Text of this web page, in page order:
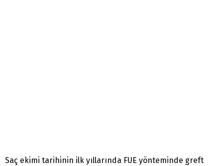
Saç ekimi tarihinin ilk yıllarında FUE yönteminde greft